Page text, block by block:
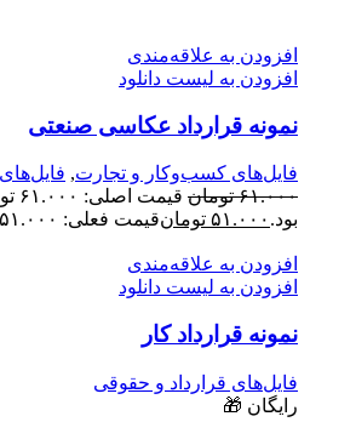
افزودن به علاقه‌مندی
افزودن به لیست دانلود
نمونه قرارداد عکاسی صنعتی
فایل‌های کسب‌وکار و تجارت,
۶۱.۰۰۰ تومان
قیمت
بود. ۵۱.۰۰۰ تومانقیمت فعلی: ۵۱.۰۰۰ تومان.
افزودن به علاقه‌مندی
افزودن به لیست دانلود
نمونه قرارداد کار
فایل‌های قرارداد و حقوقی
رایگان 🎁